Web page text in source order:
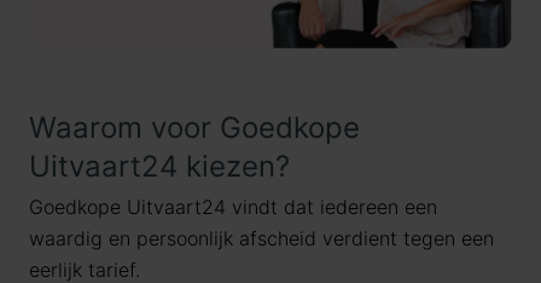
Waarom voor Goedkope
Uitvaart24 kiezen?
Goedkope Uitvaart24 vindt dat iedereen een
waardig en persoonlijk afscheid verdient tegen een
eerlijk tarief.